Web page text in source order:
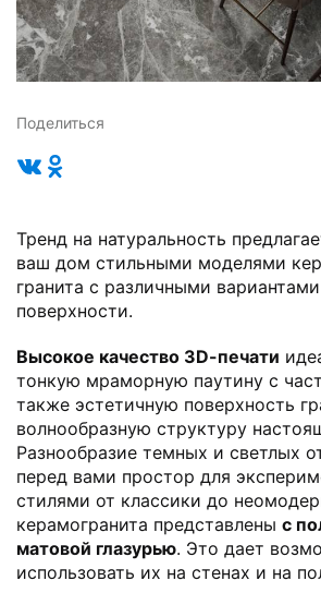
Поделиться
Тренд на натуральность
ваш дом стильными моделями
гранита с различными
поверхности.
Высокое качество 3D-печати
тонкую мраморную паутину с
также эстетичную поверхность
волнообразную структуру
Разнообразие темных и светлых
перед вами простор для
стилями от классики до
керамогранита представлены с
матовой глазурью. Это дает
использовать их на стенах и на